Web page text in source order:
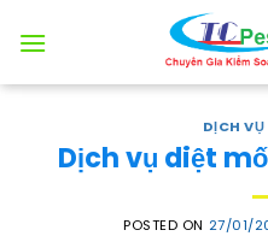
DỊCH
Dịch vụ diệt
POSTED ON 27/01/